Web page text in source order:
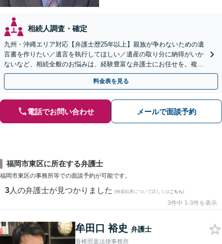
相続人調査・確定
九州・沖縄エリア対応【弁護士歴25年以上】親族が争わないための遺
言書を作りたい／遺言を執行してほしい／遺産の取り分に納得がいか
ないなど、相続全般のお悩みは、経験豊富な弁護士にお任せを。複雑
な問題も粘り強く対応し、解決に導きます。
料金表を見る
電話でお問い合わせ メールで面談予約
福岡市東区に所在する弁護士
福岡市東区の事務所等での面談予約が可能です。
3 人の弁護士が見つかりました (検索結果について詳しくは こちら)
3件中 1-3件を表示
牟田口 裕史 弁護士
香椎照葉法律事務所